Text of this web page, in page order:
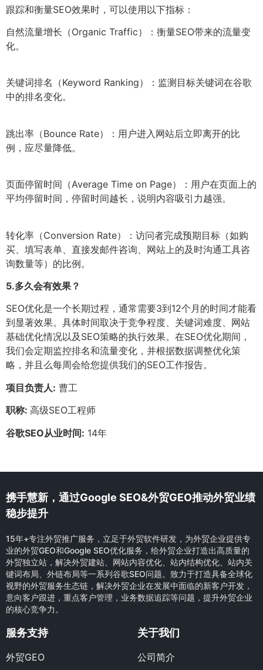
跟踪和衡量SEO效果时，可以使用以下指标：
自然流量增长（Organic Traffic）：衡量SEO带来的流量变
化。
关键词排名（Keyword Ranking）：监测目标关键词在谷歌
中的排名变化。
跳出率（Bounce Rate）：用户进入网站后立即离开的比
例，应尽量降低。
页面停留时间（Average Time on Page）：用户在页面上的
平均停留时间，停留时间越长，说明内容吸引力越强。
转化率（Conversion Rate）：访问者完成预期目标（如购
买、填写表单、直接发邮件咨询、网站上的及时沟通工具咨
询数量等）的比例。
5.多久会有效果？
SEO优化是一个长期过程，通常需要3到12个月的时间才能看
到显著效果。具体时间取决于竞争程度、关键词难度、网站
基础优化情况以及SEO策略的执行效果。在SEO优化期间，
我们会定期监控排名和流量变化，并根据数据调整优化策
略，并且么每周会给您提供我们的SEO工作报告。
项目负责人: 曹工
职称: 高级SEO工程师
谷歌SEO从业时间: 14年
携手慧新，通过Google SEO&外贸GEO推动外贸业绩
稳步提升
15年+专注外贸推广服务，立足于外贸软件研发，为外贸企业提供专
业的外贸GEO和Google SEO优化服务，给外贸企业打造出高质量的
外贸独立站，解决外贸建站、网站内容优化、站内结构优化、站内关
键词布局、外链布局等一系列谷歌SEO问题。致力于打造具备全球化
视野的外贸服务生态链，解决外贸企业在发展中面临的新客户开发，
意向客户跟进，重点客户管理，业务数据追踪等问题，提升外贸企业
的核心竞争力。
服务支持
外贸GEO
关于我们
公司简介